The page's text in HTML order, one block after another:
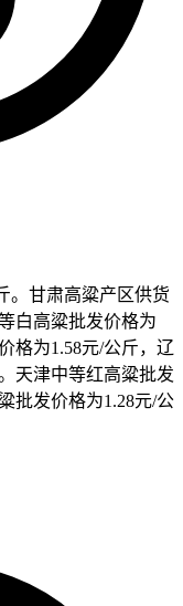
。甘肃高粱产区供货
白高粱批发价格为
格为1.58元/公斤，辽
天津中等红高粱批发
批发价格为1.28元/公